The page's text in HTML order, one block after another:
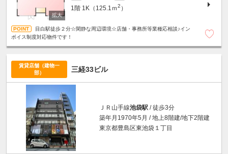
1階 1K（125.1ｍ2 ）
目白駅徒歩２分☆閑静な周辺環境☆店舗・事務所等業種応相談♪イン
ボイス制度対応物件です！
賃貸店舗（建物一
部）
三経33ビル
ＪＲ山手線池袋駅 / 徒歩3分
築年月1970年5月 / 地上8階建/地下2階建
東京都豊島区東池袋１丁目